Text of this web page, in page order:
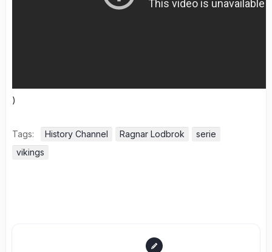
)
Tags: History Channel Ragnar Lodbrok
serie
vikings